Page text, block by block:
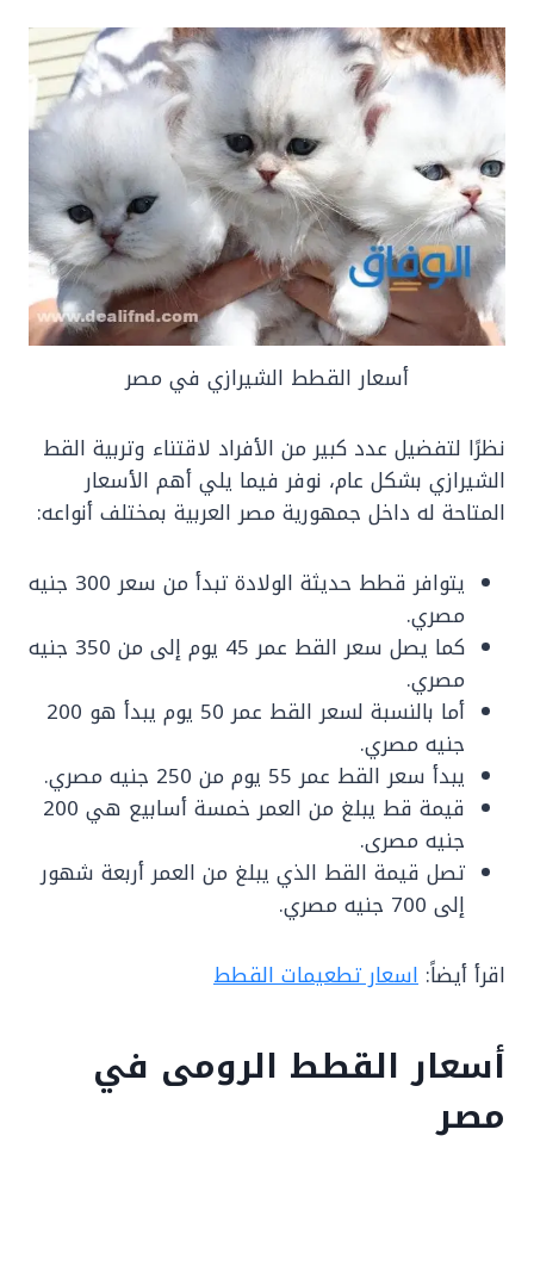
أسعار القطط الشيرازي في مصر
نظرًا لتفضيل عدد كبير من الأفراد لاقتناء وتربية القط
الشيرازي بشكل عام، نوفر فيما يلي أهم الأسعار
المتاحة له داخل جمهورية مصر العربية بمختلف أنواعه:
يتوافر قطط حديثة الولادة تبدأ من سعر 300 جنيه
مصري.
كما يصل سعر القط عمر 45 يوم إلى من 350 جنيه
مصري.
أما بالنسبة لسعر القط عمر 50 يوم يبدأ هو 200
جنيه مصري.
يبدأ سعر القط عمر 55 يوم من 250 جنيه مصري.
قيمة قط يبلغ من العمر خمسة أسابيع هي 200
جنيه مصرى.
تصل قيمة القط الذي يبلغ من العمر أربعة شهور
إلى 700 جنيه مصري.
اقرأ أيضاً: اسعار تطعيمات القطط
أسعار القطط الرومى في
مصر